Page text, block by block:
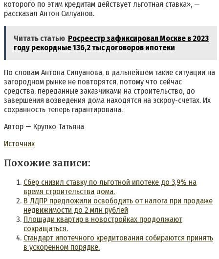
которого по этим кредитам действует льготная ставка», —
рассказал Антон Силуанов.
Читать статью Росреестр зафиксировал Москве в 2023
году рекордные 136,2 тыс договоров ипотеки
По словам Антона Силуанова, в дальнейшем такие ситуации на
загородном рынке не повторятся, потому что сейчас
средства, переданные заказчиками на строительство, до
завершения возведения дома находятся на эскроу-счетах. Их
сохранность теперь гарантирована.
Автор — Крупко Татьяна
Источник
Похожие записи:
Сбер снизил ставку по льготной ипотеке до 3,9% на
время строительства дома.
В ЛДПР предложили освободить от налога при продаже
недвижимости до 2 млн рублей
Площади квартир в новостройках продолжают
сокращаться.
Стандарт ипотечного кредитования собираются принять
в ускоренном порядке.